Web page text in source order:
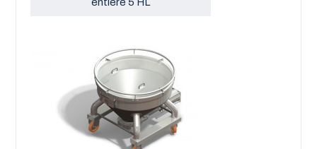
entière 5 HL